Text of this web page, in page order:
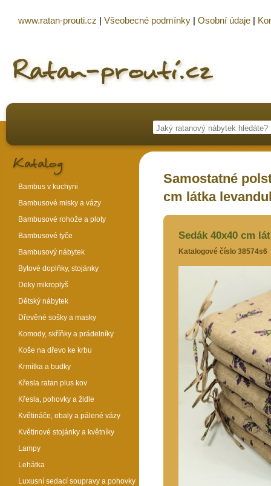
Samostatné
cm látka
Sedák 40x40 cm
Katalogové číslo 38574s6
Bambus v kuchyni
Bambusové misky a vázy
Bambusové rohože a ploty
Bambusové tyče
Bambusový nábytek
Bytové doplňky, stojánky
Deky mikroplyš
Dětský nábytek
Dřevěné sošky a masky
Komody, skříňky a prádelníky
Koše na dřevo ke krbu
Krmítka a budky
Křesla ratan plus kov
Křesla, pohovky a židle
Květináče, obaly a pálené vázy
Květinové stojánky a květníky
Lampy
Lehátka
Luxusní sedací soupravy a pohovky
www.ratan-prouti.cz | Všeobecné podmínky | Osobní údaje |